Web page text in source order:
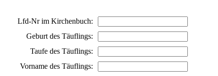
Lfd-Nr im Kirchenbuch:
Geburt des Täuflings:
Taufe des Täuflings:
Vorname des Täuflings: